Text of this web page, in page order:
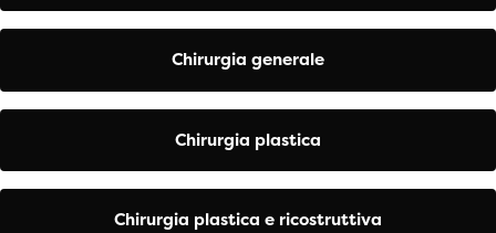
Chirurgia generale
Chirurgia plastica
Chirurgia plastica e ricostruttiva